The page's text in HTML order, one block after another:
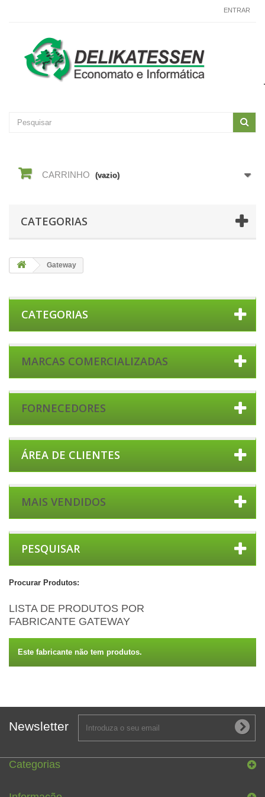
ENTRAR
CARRINHO (vazio)
CATEGORIAS
Gateway
CATEGORIAS
MARCAS COMERCIALIZADAS
FORNECEDORES
ÁREA DE CLIENTES
MAIS VENDIDOS
PESQUISAR
Procurar Produtos:
LISTA DE PRODUTOS POR
FABRICANTE GATEWAY
Este fabricante não tem produtos.
Newsletter
Categorias